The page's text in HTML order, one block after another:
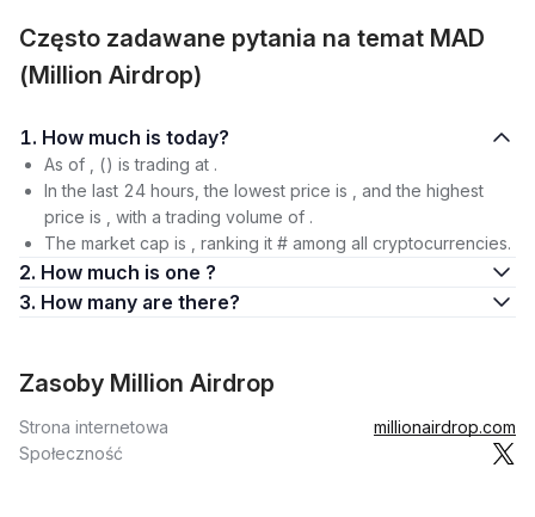
Często zadawane pytania na temat MAD
(Million Airdrop)
1. How much is today?
As of , () is trading at .
In the last 24 hours, the lowest price is , and the highest
price is , with a trading volume of .
The market cap is , ranking it # among all cryptocurrencies.
2. How much is one ?
3. How many are there?
Zasoby Million Airdrop
Strona internetowa
millionairdrop.com
Społeczność